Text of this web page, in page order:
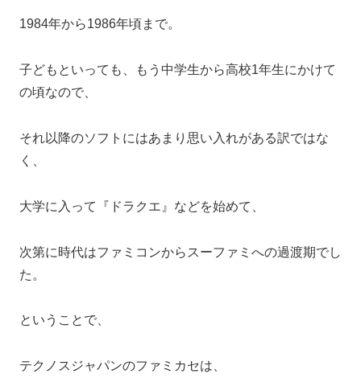
1984年から1986年頃まで。
子どもといっても、もう中学生から高校1年生にかけて
の頃なので、
それ以降のソフトにはあまり思い入れがある訳ではな
く、
大学に入って『ドラクエ』などを始めて、
次第に時代はファミコンからスーファミへの過渡期でし
た。
ということで、
テクノスジャパンのファミカセは、